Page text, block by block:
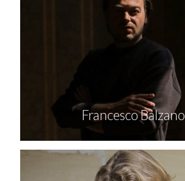
Francesco Balzano